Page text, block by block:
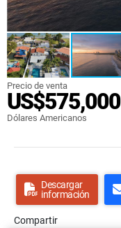
Precio de venta
US$575,000
Dólares Americanos
Descargar
información
Compartir